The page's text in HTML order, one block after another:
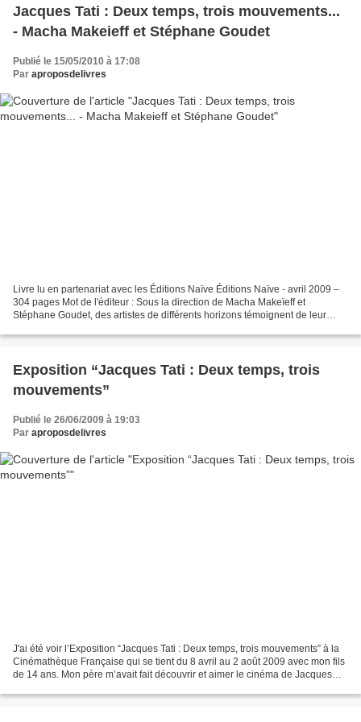
Jacques Tati : Deux temps, trois mouvements...
- Macha Makeieff et Stéphane Goudet
Publié le 15/05/2010 à 17:08
Par aproposdelivres
Livre lu en partenariat avec les Éditions Naïve Éditions Naïve - avril 2009 –
304 pages Mot de l'éditeur : Sous la direction de Macha Makeïeff et
Stéphane Goudet, des artistes de différents horizons témoignent de leur
Exposition “Jacques Tati : Deux temps, trois
mouvements”
Publié le 26/06/2009 à 19:03
Par aproposdelivres
J'ai été voir l’Exposition “Jacques Tati : Deux temps, trois mouvements” à la
Cinémathèque Française qui se tient du 8 avril au 2 août 2009 avec mon fils
de 14 ans. Mon père m’avait fait découvrir et aimer le cinéma de Jacques